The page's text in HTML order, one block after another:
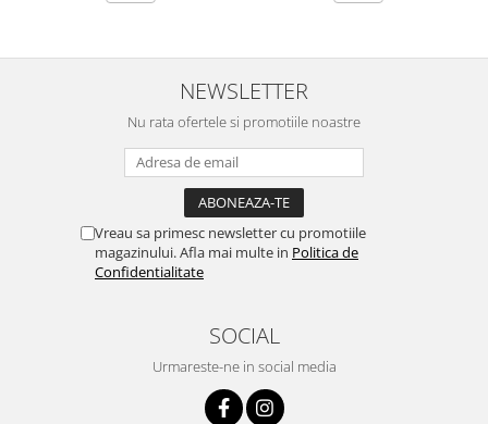
NEWSLETTER
Nu rata ofertele si promotiile noastre
Vreau sa primesc newsletter cu promotiile
magazinului. Afla mai multe in Politica de
Confidentialitate
SOCIAL
Urmareste-ne in social media